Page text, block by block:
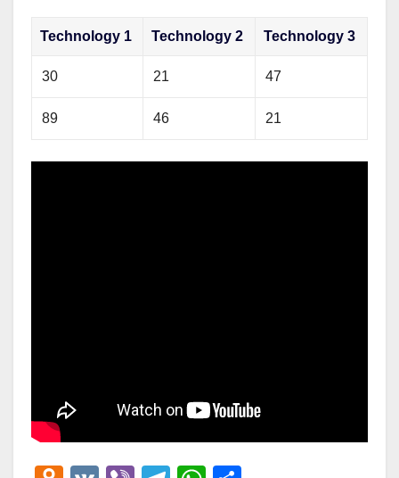
Technology 1 Technology 2 Technology 3
30 21 47
89 46 21